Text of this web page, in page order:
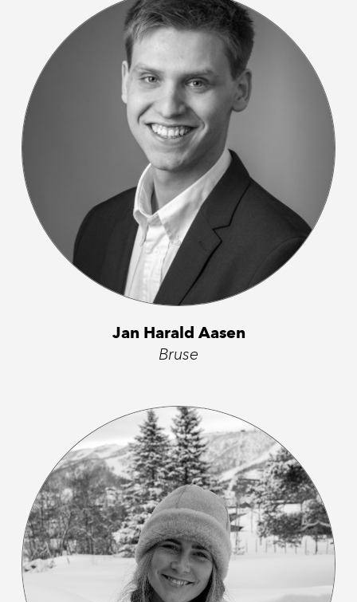
Jan Harald Aasen
Bruse